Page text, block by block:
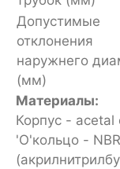
Допустимые
отклонения
наружнего
(мм)
Материалы:
Корпус - acetal
'O'кольцо -